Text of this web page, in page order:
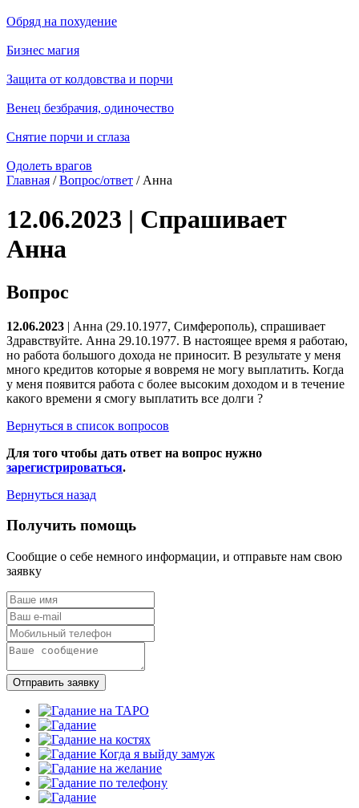
Обряд на похудение
Бизнес магия
Защита от колдовства и порчи
Венец безбрачия, одиночество
Снятие порчи и сглаза
Одолеть врагов
Главная /Вопрос/ответ / Анна
12.06.2023 | Спрашивает
Анна
Вопрос
12.06.2023 | Анна (29.10.1977, Симферополь), спрашивает
Здравствуйте. Анна 29.10.1977. В настоящее время я работаю,
но работа большого дохода не приносит. В результате у меня
много кредитов которые я вовремя не могу выплатить. Когда
у меня появится работа с более высоким доходом и в течение
какого времени я смогу выплатить все долги ?
Вернуться в список вопросов
Для того чтобы дать ответ на вопрос нужно
зарегистрироваться.
Вернуться назад
Получить помощь
Сообщие о себе немного информации, и отправьте нам свою
заявку
Отправить заявку